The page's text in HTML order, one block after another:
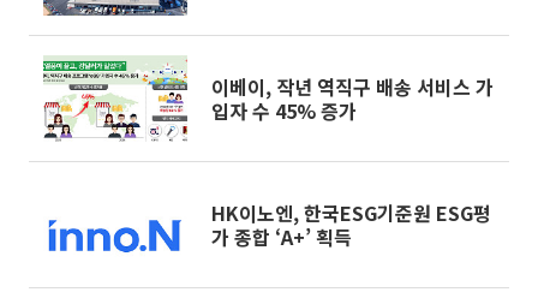
이베이, 작년 역직구 배송 서비스 가
입자 수 45% 증가
HK이노엔, 한국ESG기준원 ESG평
가 종합 ‘A+’ 획득